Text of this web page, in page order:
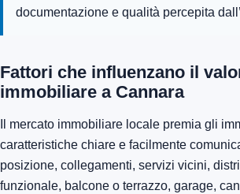
documentazione e qualità percepita
Fattori che influenzano il
immobiliare a Cannara
Il mercato immobiliare locale premia gli
caratteristiche chiare e facilmente
posizione, collegamenti, servizi vicini,
funzionale, balcone o terrazzo, garage,